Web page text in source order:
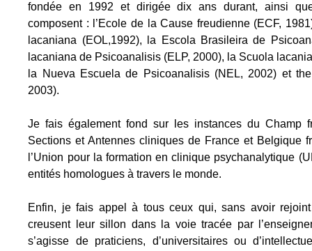
fondée en 1992 et dirigée dix ans durant, ainsi
composent : l’Ecole de la Cause freudienne (ECF,
lacaniana (EOL,1992), la Escola Brasileira de
lacaniana de Psicoanalisis (ELP, 2000), la Scuola
la Nueva Escuela de Psicoanalisis (NEL, 2002) et
2003).
Je fais également fond sur les instances du Champ
Sections et Antennes cliniques de France et Belgique
l’Union pour la formation en clinique psychanalytique
entités homologues à travers le monde.
Enfin, je fais appel à tous ceux qui, sans avoir
creusent leur sillon dans la voie tracée par
s’agisse de praticiens, d’universitaires ou